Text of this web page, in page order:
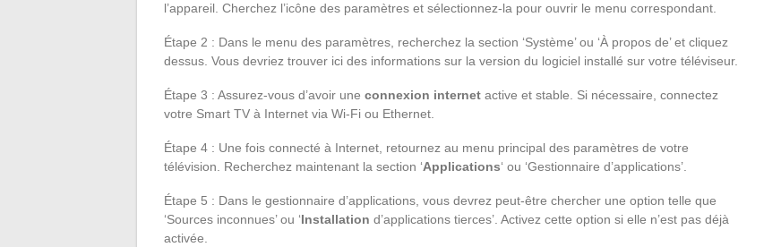
l’appareil. Cherchez l’icône des paramètres et sélectionnez-la pour ouvrir le menu correspondant.
Étape 2 : Dans le menu des paramètres, recherchez la section ‘Système’ ou ‘À propos de’ et cliquez
dessus. Vous devriez trouver ici des informations sur la version du logiciel installé sur votre téléviseur.
Étape 3 : Assurez-vous d’avoir une connexion internet active et stable. Si nécessaire, connectez
votre Smart TV à Internet via Wi-Fi ou Ethernet.
Étape 4 : Une fois connecté à Internet, retournez au menu principal des paramètres de votre
télévision. Recherchez maintenant la section ‘Applications‘ ou ‘Gestionnaire d’applications’.
Étape 5 : Dans le gestionnaire d’applications, vous devrez peut-être chercher une option telle que
‘Sources inconnues’ ou ‘Installation d’applications tierces’. Activez cette option si elle n’est pas déjà
activée.